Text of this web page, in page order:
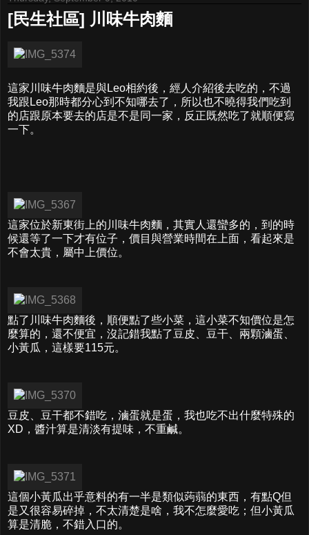
[民生社區] 川味牛肉麵
這家川味牛肉麵是與Leo相約後，經人介紹後去吃的，不過
我跟Leo那時都分心到不知哪去了，所以也不曉得我們吃到
的店跟原本要去的店是不是同一家，反正既然吃了就順便寫
一下。
這家位於新東街上的川味牛肉麵，其實人還蠻多的，到的時
候還等了一下才有位子，價目與營業時間在上面，看起來是
不會太貴，屬中上價位。
點了川味牛肉麵後，順便點了些小菜，這小菜不知價位是怎
麼算的，還不便宜，沒記錯我點了豆皮、豆干、兩顆滷蛋、
小黃瓜，這樣要115元。
豆皮、豆干都不錯吃，滷蛋就是蛋，我也吃不出什麼特殊的
XD，醬汁算是清淡有提味，不重鹹。
這個小黃瓜出乎意料的有一半是類似蒟蒻的東西，有點Q但
是又很容易碎掉，不太清楚是啥，我不怎麼愛吃；但小黃瓜
算是清脆，不錯入口的。